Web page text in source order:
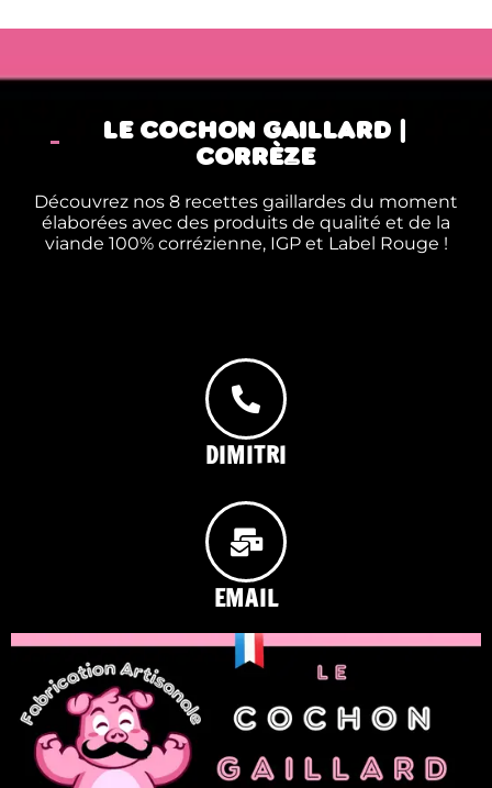
LE COCHON GAILLARD |
CORRÈZE
Découvrez nos 8 recettes gaillardes du moment
élaborées avec des produits de qualité et de la
viande 100% corrézienne, IGP et Label Rouge !
DIMITRI
EMAIL